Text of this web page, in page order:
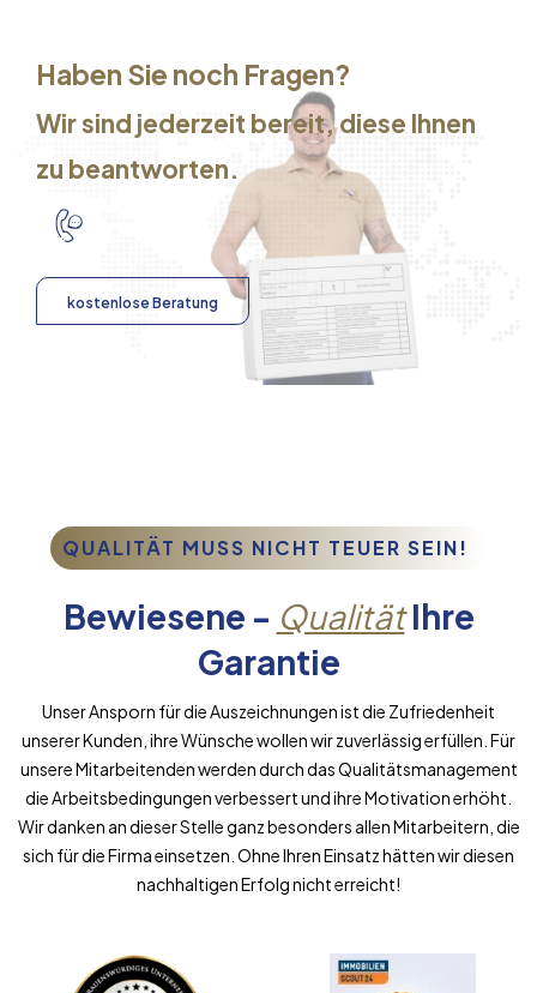
Haben Sie noch Fragen?
Wir sind jederzeit bereit, diese Ihnen
zu beantworten.
kostenlose Beratung
QUALITÄT MUSS NICHT TEUER SEIN!
Bewiesene - QualitätIhre
Garantie
Unser Ansporn für die Auszeichnungen ist die Zufriedenheit
unserer Kunden, ihre Wünsche wollen wir zuverlässig erfüllen. Für
unsere Mitarbeitenden werden durch das Qualitätsmanagement
die Arbeitsbedingungen verbessert und ihre Motivation erhöht.
Wir danken an dieser Stelle ganz besonders allen Mitarbeitern, die
sich für die Firma einsetzen. Ohne Ihren Einsatz hätten wir diesen
nachhaltigen Erfolg nicht erreicht!